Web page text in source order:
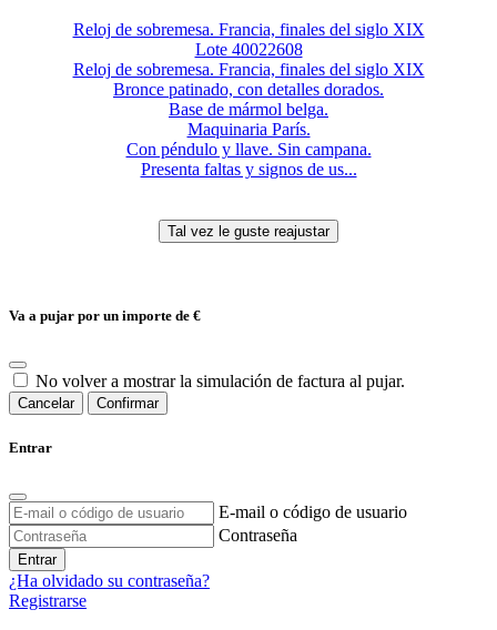
Reloj de sobremesa. Francia, finales del siglo XIX
Lote 40022608
Reloj de sobremesa. Francia, finales del siglo XIX
Bronce patinado, con detalles dorados.
Base de mármol belga.
Maquinaria París.
Con péndulo y llave. Sin campana.
Presenta faltas y signos de us...
Va a pujar por un importe de €
No volver a mostrar la simulación de factura al pujar.
Cancelar Confirmar
Entrar
E-mail o código de usuario
Contraseña
Entrar
¿Ha olvidado su contraseña?
Registrarse